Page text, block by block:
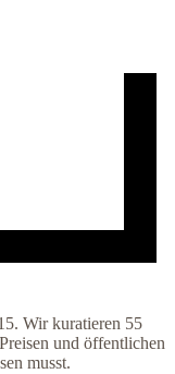
Wir kuratieren 55
und öffentlichen
musst.